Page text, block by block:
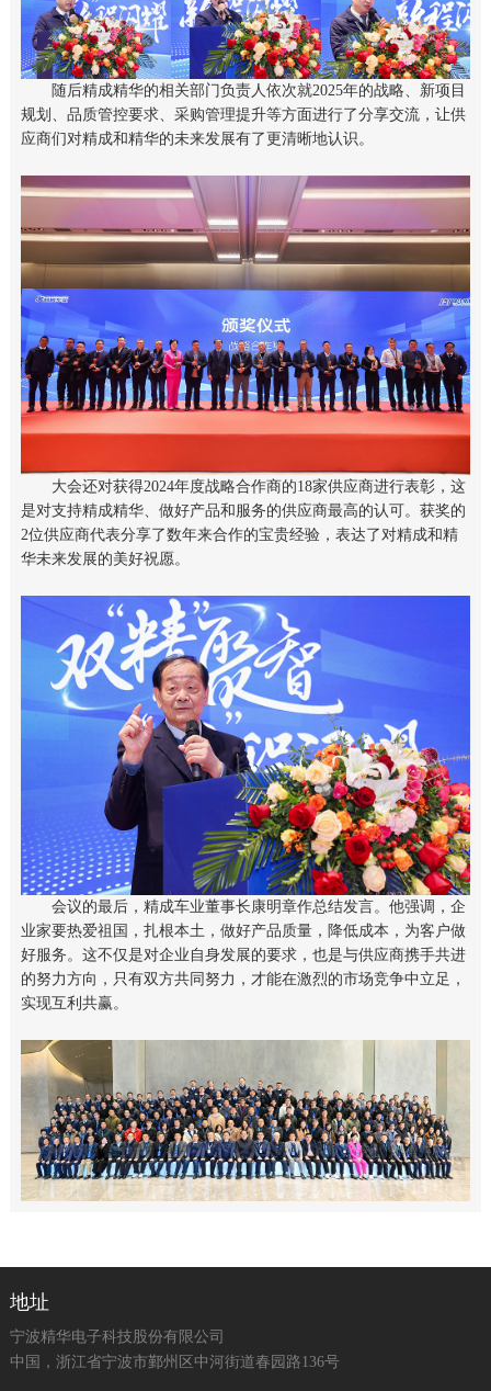
随后精成精华的相关部门负责人依次就2025年的战略、新项目
规划、品质管控要求、采购管理提升等方面进行了分享交流，让供
应商们对精成和精华的未来发展有了更清晰地认识。
大会还对获得2024年度战略合作商的18家供应商进行表彰，这
是对支持精成精华、做好产品和服务的供应商最高的认可。获奖的
2位供应商代表分享了数年来合作的宝贵经验，表达了对精成和精
华未来发展的美好祝愿。
会议的最后，精成车业董事长康明章作总结发言。他强调，企
业家要热爱祖国，扎根本土，做好产品质量，降低成本，为客户做
好服务。这不仅是对企业自身发展的要求，也是与供应商携手共进
的努力方向，只有双方共同努力，才能在激烈的市场竞争中立足，
实现互利共赢。
地址
宁波精华电子科技股份有限公司
中国，浙江省宁波市鄞州区中河街道春园路136号